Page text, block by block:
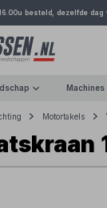
besteld, dezelfde dag
Machines
Motortakels